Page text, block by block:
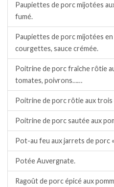
Paupiettes de porc mijotées
fumé.
Paupiettes de porc mijotées
courgettes, sauce crémée.
Poitrine de porc fraîche rôtie
tomates, poivrons……
Poitrine de porc rôtie aux trois
Poitrine de porc sautée aux
Pot-au feu aux jarrets de porc «
Potée Auvergnate.
Ragoût de porc épicé aux